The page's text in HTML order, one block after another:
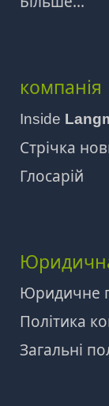
компанія
Inside
Стрічка
Глосарій
Юридичне
Політика
Загальні